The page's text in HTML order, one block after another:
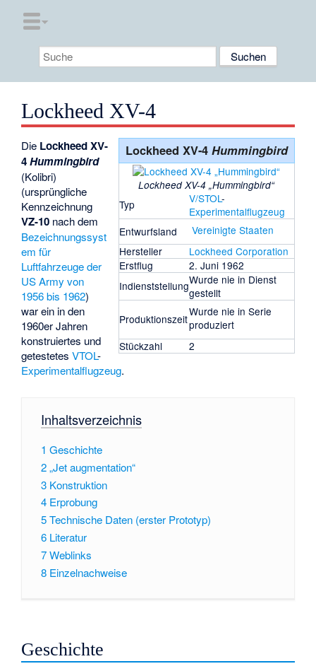
Lockheed XV-4
Lockheed XV-4 Hummingbird
Lockheed XV-4 „Hummingbird“
Typ V/STOL-
Experimentalflugzeug
Entwurfsland
Vereinigte Staaten
Hersteller
Lockheed Corporation
Erstflug
2. Juni 1962
IndienststellungWurde nie in Dienst
gestellt
Produktionszeit
Wurde nie in Serie
produziert
Stückzahl
2
Die Lockheed XV-
4Hummingbird
(Kolibri)
(ursprüngliche
Kennzeichnung
VZ-10 nach dem
Bezeichnungssyst
em für
Luftfahrzeuge der
US Army von
1956 bis 1962)
war ein in den
1960er Jahren
konstruiertes und
getestetesVTOL-
Experimentalflugzeug.
Inhaltsverzeichnis
1 Geschichte
2„Jet augmentation“
3 Konstruktion
4 Erprobung
5Technische Daten (erster Prototyp)
6 Literatur
7Weblinks
8 Einzelnachweise
Geschichte